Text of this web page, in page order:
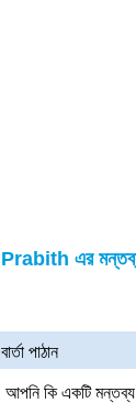
Prabith এর
বার্তা পাঠান
আপনি কি একটি